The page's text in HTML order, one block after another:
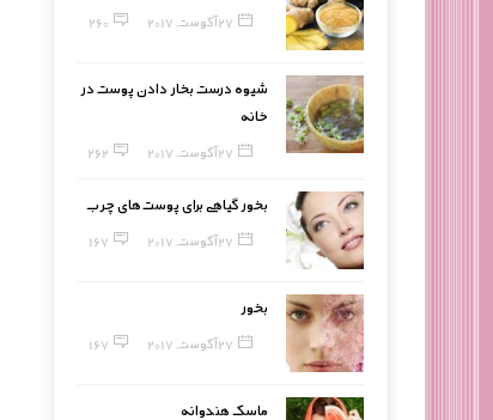
27 آگوست, 2017 260
شیوه درست بخار دادن پوست در
خانه
27 آگوست, 2017 262
بخور گیاهی برای پوست‌های چرب
27 آگوست, 2017 167
بخور
27 آگوست, 2017 167
ماسک هندوانه